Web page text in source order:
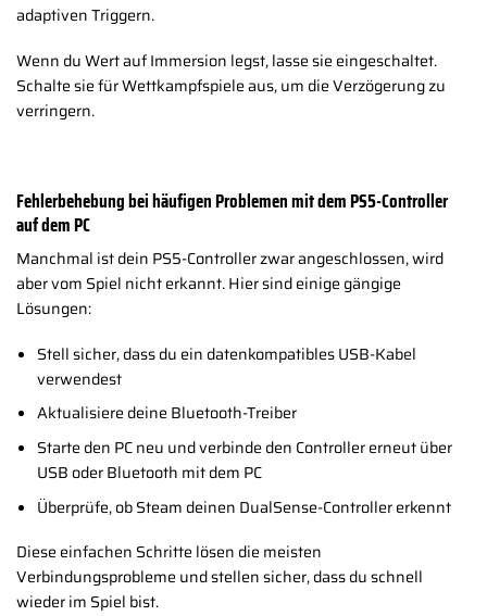
adaptiven Triggern.
Wenn du Wert auf Immersion legst, lasse sie eingeschaltet.
Schalte sie für Wettkampfspiele aus, um die Verzögerung zu
verringern.
Fehlerbehebung bei häufigen Problemen mit dem PS5-Controller
auf dem PC
Manchmal ist dein PS5-Controller zwar angeschlossen, wird
aber vom Spiel nicht erkannt. Hier sind einige gängige
Lösungen:
Stell sicher, dass du ein datenkompatibles USB-Kabel
verwendest
Aktualisiere deine Bluetooth-Treiber
Starte den PC neu und verbinde den Controller erneut über
USB oder Bluetooth mit dem PC
Überprüfe, ob Steam deinen DualSense-Controller erkennt
Diese einfachen Schritte lösen die meisten
Verbindungsprobleme und stellen sicher, dass du schnell
wieder im Spiel bist.